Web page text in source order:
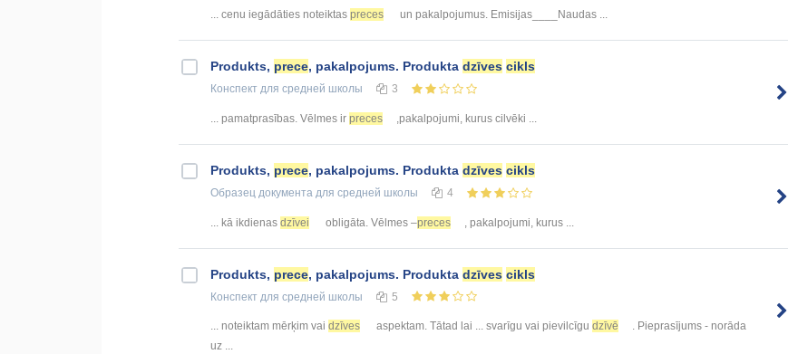
... cenu iegādāties noteiktas preces un pakalpojumus. Emisijas____Naudas ...
Produkts, prece, pakalpojums. Produkta dzīves cikls
Конспект для средней школы 3
... pamatprasības. Vēlmes ir preces ,pakalpojumi, kurus cilvēki ...
Produkts, prece, pakalpojums. Produkta dzīves cikls
Образец документа для средней школы 4
... kā ikdienas dzīvei obligāta. Vēlmes –preces , pakalpojumi, kurus ...
Produkts, prece, pakalpojums. Produkta dzīves cikls
Конспект для средней школы 5
... noteiktam mērķim vai dzīves aspektam. Tātad lai ... svarīgu vai pievilcīgu dzīvē
. Pieprasījums - norāda
uz ...